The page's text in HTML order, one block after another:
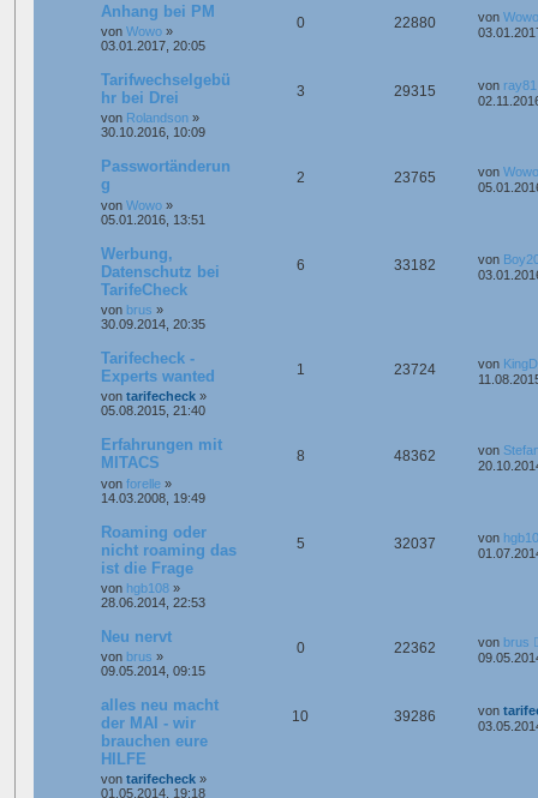
Anhang bei PM
von Wowo »
03.01.2017, 20:05
0 22880 von Wowo
Tarifwechselgebü
hr bei Drei
von Rolandson »
30.10.2016, 10:09
3 29315 von ray81
Passwortänderun
g
von Wowo »
05.01.2016, 13:51
2 23765 von Wowo
Werbung,
Datenschutz bei
TarifeCheck
von brus »
30.09.2014, 20:35
6 33182 von
Tarifecheck -
Experts wanted
von tarifecheck »
05.08.2015, 21:40
1 23724 von
Erfahrungen mit
MITACS
von forelle »
14.03.2008, 19:49
8 48362 von
Roaming oder
nicht roaming das
ist die Frage
von hgb108 »
28.06.2014, 22:53
5 32037 von
Neu nervt
von brus »
09.05.2014, 09:15
0 22362 von brus
alles neu macht
der MAI - wir
brauchen eure
HILFE
von tarifecheck »
01.05.2014, 19:18
10 39286 von